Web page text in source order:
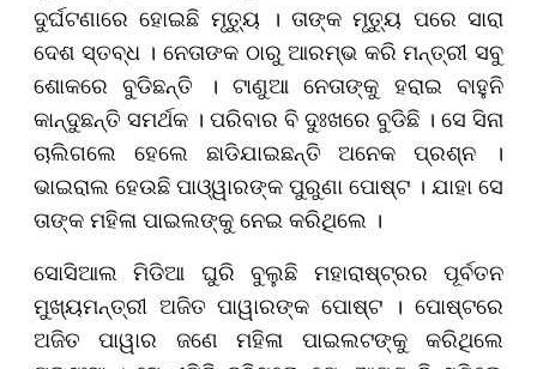
ଦୁର୍ଘଟଣାରେ ହୋଇଛି ମୃତ୍ୟୁ । ତାଙ୍କ ମୃତ୍ୟୁ ପରେ ସାରା
ଦେଶ ସ୍ତବ୍ଧ । ନେତାଙକ ଠାରୁ ଆରମ୍ଭ କରି ମନ୍ତ୍ରୀ ସବୁ
ଶୋକରେ ବୁଡିଛନ୍ତି । ଟାଣୁଆ ନେତାଙ୍କୁ ହରାଇ ବାହୁନି
କାନ୍ଦୁଛନ୍ତି ସମର୍ଥକ । ପରିବାର ବି ଦୁଃଖରେ ବୁଡିଛି । ସେ ସିନା
ଚାଲିଗଲେ ହେଲେ ଛାଡିଯାଇଛନ୍ତି ଅନେକ ପ୍ରଶ୍ନ ।
ଭାଇରାଲ ହେଉଛି ପାଓ୍ୱାରଙ୍କ ପୁରୁଣା ପୋଷ୍ଟ । ଯାହା ସେ
ତାଙ୍କ ମହିଳା ପାଇଲଙ୍କୁ ନେଇ କରିଥିଲେ ।
ସୋସିଆଲ ମିଡିଆ ଘୁରି ବୁଲୁଛି ମହାରାଷ୍ଟ୍ରର ପୂର୍ବତନ
ମୁଖ୍ୟମନ୍ତ୍ରୀ ଅଜିତ ପାୱାରଙ୍କ ପୋଷ୍ଟ । ପୋଷ୍ଟରେ
ଅଜିତ ପାୱାର ଜଣେ ମହିଳା ପାଇଲଟଙ୍କୁ କରିଥିଲେ